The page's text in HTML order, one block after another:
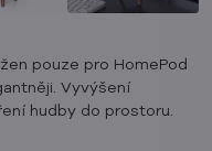
pouze pro HomePod
Vyvýšení
hudby do prostoru.